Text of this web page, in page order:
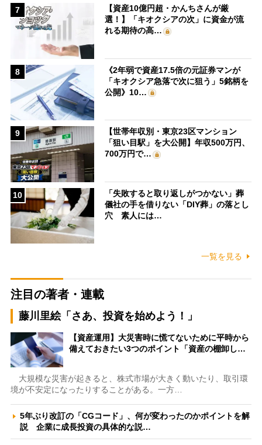
7
【資産10億円超・かんちさんが厳
選！】「キオクシアの次」に資金が流
れる期待の高…
8
《2年弱で資産17.5倍の元証券マンが
「キオクシア急落で次に狙う」5銘柄を
公開》10…
9
【世帯年収別・東京23区マンション
「狙い目駅」を大公開】年収500万円、
700万円で…
10
「失敗すると取り返しがつかない」葬
儀社の手を借りない「DIY葬」の落とし
穴 素人には…
一覧を見る
注目の著者・連載
藤川里絵「さあ、投資を始めよう！」
【資産運用】大災害時に慌てないために平時から
備えておきたい3つのポイント「資産の棚卸し…
大規模な災害が起きると、株式市場が大きく動いたり、取引環
境が不安定になったりすることがある。一方…
5年ぶり改訂の「CGコード」、何が変わったのかポイントを解
説 企業に成長投資の具体的な説…